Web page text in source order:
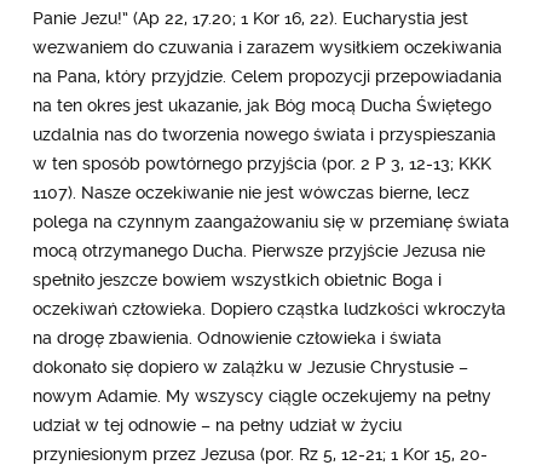
Panie Jezu!” (Ap 22, 17.20; 1 Kor 16, 22). Eucharystia jest
wezwaniem do czuwania i zarazem wysiłkiem oczekiwania
na Pana, który przyjdzie. Celem propozycji przepowiadania
na ten okres jest ukazanie, jak Bóg mocą Ducha Świętego
uzdalnia nas do tworzenia nowego świata i przyspieszania
w ten sposób powtórnego przyjścia (por. 2 P 3, 12-13; KKK
1107). Nasze oczekiwanie nie jest wówczas bierne, lecz
polega na czynnym zaangażowaniu się w przemianę świata
mocą otrzymanego Ducha. Pierwsze przyjście Jezusa nie
spełniło jeszcze bowiem wszystkich obietnic Boga i
oczekiwań człowieka. Dopiero cząstka ludzkości wkroczyła
na drogę zbawienia. Odnowienie człowieka i świata
dokonało się dopiero w zalążku w Jezusie Chrystusie –
nowym Adamie. My wszyscy ciągle oczekujemy na pełny
udział w tej odnowie – na pełny udział w życiu
przyniesionym przez Jezusa (por. Rz 5, 12-21; 1 Kor 15, 20-